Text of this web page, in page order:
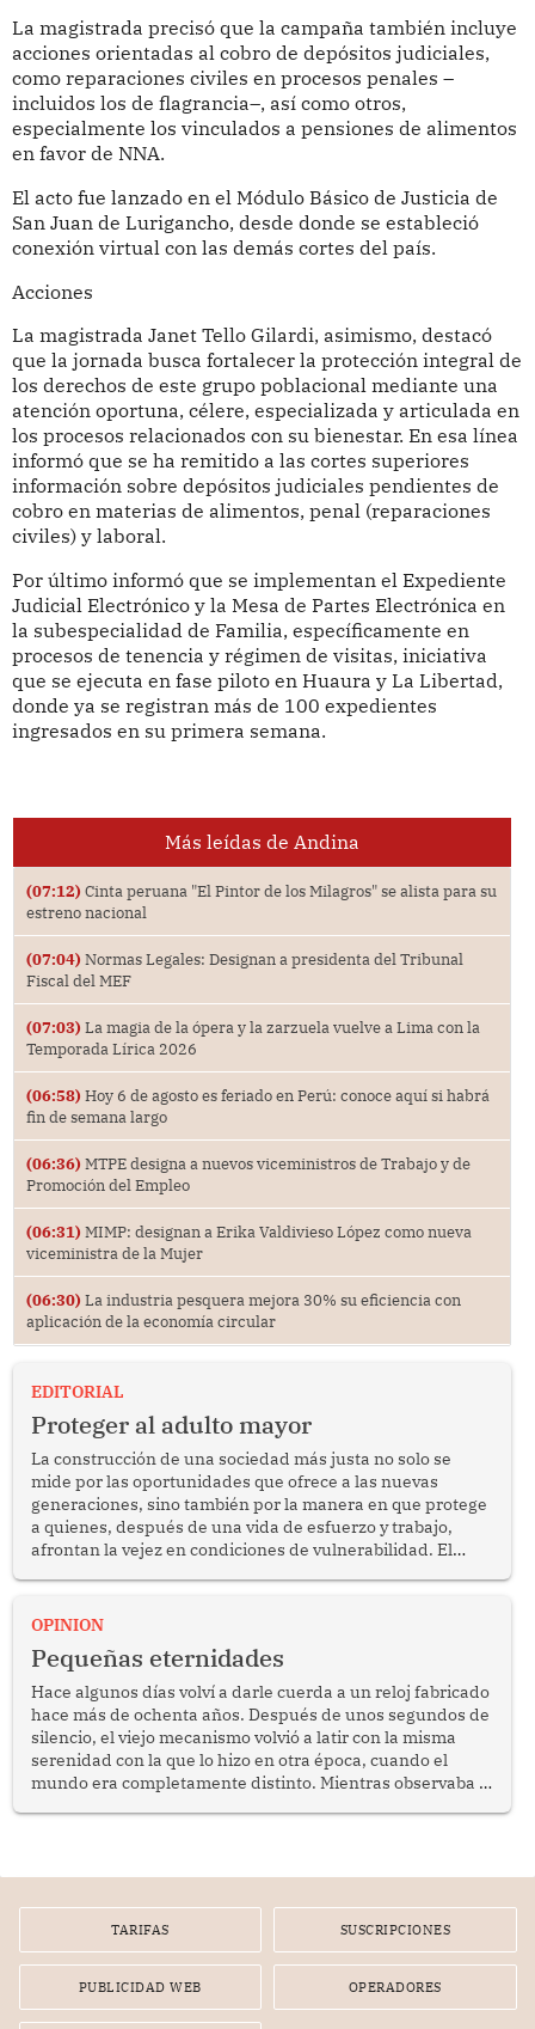
La magistrada precisó que la campaña también incluye
acciones orientadas al cobro de depósitos judiciales,
como reparaciones civiles en procesos penales –
incluidos los de flagrancia–, así como otros,
especialmente los vinculados a pensiones de alimentos
en favor de NNA.
El acto fue lanzado en el Módulo Básico de Justicia de
San Juan de Lurigancho, desde donde se estableció
conexión virtual con las demás cortes del país.
Acciones
La magistrada Janet Tello Gilardi, asimismo, destacó
que la jornada busca fortalecer la protección integral de
los derechos de este grupo poblacional mediante una
atención oportuna, célere, especializada y articulada en
los procesos relacionados con su bienestar. En esa línea
informó que se ha remitido a las cortes superiores
información sobre depósitos judiciales pendientes de
cobro en materias de alimentos, penal (reparaciones
civiles) y laboral.
Por último informó que se implementan el Expediente
Judicial Electrónico y la Mesa de Partes Electrónica en
la subespecialidad de Familia, específicamente en
procesos de tenencia y régimen de visitas, iniciativa
que se ejecuta en fase piloto en Huaura y La Libertad,
donde ya se registran más de 100 expedientes
ingresados en su primera semana.
Más leídas de Andina
(07:12) Cinta peruana "El Pintor de los Milagros" se alista para su
estreno nacional
(07:04) Normas Legales: Designan a presidenta del Tribunal
Fiscal del MEF
(07:03) La magia de la ópera y la zarzuela vuelve a Lima con la
Temporada Lírica 2026
(06:58) Hoy 6 de agosto es feriado en Perú: conoce aquí si habrá
fin de semana largo
(06:36) MTPE designa a nuevos viceministros de Trabajo y de
Promoción del Empleo
(06:31) MIMP: designan a Erika Valdivieso López como nueva
viceministra de la Mujer
(06:30) La industria pesquera mejora 30% su eficiencia con
aplicación de la economía circular
EDITORIAL
Proteger al adulto mayor
La construcción de una sociedad más justa no solo se
mide por las oportunidades que ofrece a las nuevas
generaciones, sino también por la manera en que protege
a quienes, después de una vida de esfuerzo y trabajo,
afrontan la vejez en condiciones de vulnerabilidad. El
bimestrales el subsidio que reciben los beneficiarios del
reflexionar sobre la importancia de fortalecer las políticas
públicas dirigidas a los adultos mayores en pobreza.
OPINION
Pequeñas eternidades
Hace algunos días volví a darle cuerda a un reloj fabricado
hace más de ochenta años. Después de unos segundos de
silencio, el viejo mecanismo volvió a latir con la misma
serenidad con la que lo hizo en otra época, cuando el
mundo era completamente distinto. Mientras observaba el
TARIFAS SUSCRIPCIONES
PUBLICIDAD WEB OPERADORES